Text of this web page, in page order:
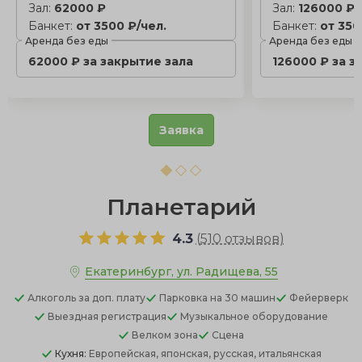
Зал: 62000 ₽
Банкет: от 3500 ₽/чел.
Аренда без еды
62000 ₽ за закрытие зала
Зал: 126000 ₽
Банкет: от
Аренда без еды
126000 ₽ за
Заявка
Планетарий
4.3 (510 отзывов)
Екатеринбург, ул. Радищева, 55
Алкоголь за доп. плату Парковка на 30 машин
Фейерверк
Выездная регистрация
Музыкальное оборудование
Велком зона
Сцена
Кухня: Европейская, японская, русская, итальянская